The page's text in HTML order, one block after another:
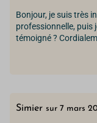
Bonjour, je suis très
professionnelle, puis
témoigné ?
Simier sur 7 mars